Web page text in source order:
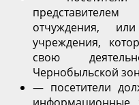
отчуждения,
учреждения,
свою
Чернобыльской
— посетители